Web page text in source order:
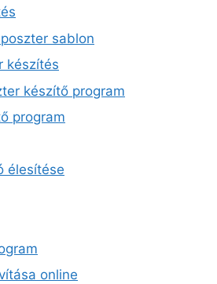
sablon
készítés
készítő program
program
élesítése
online